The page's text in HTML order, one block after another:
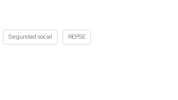
Seguridad social REPSE